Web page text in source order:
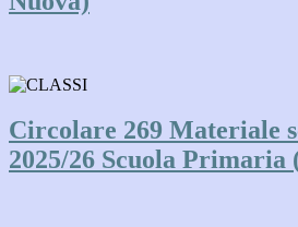
Circolare 269 Materiale
2025/26 Scuola Primaria